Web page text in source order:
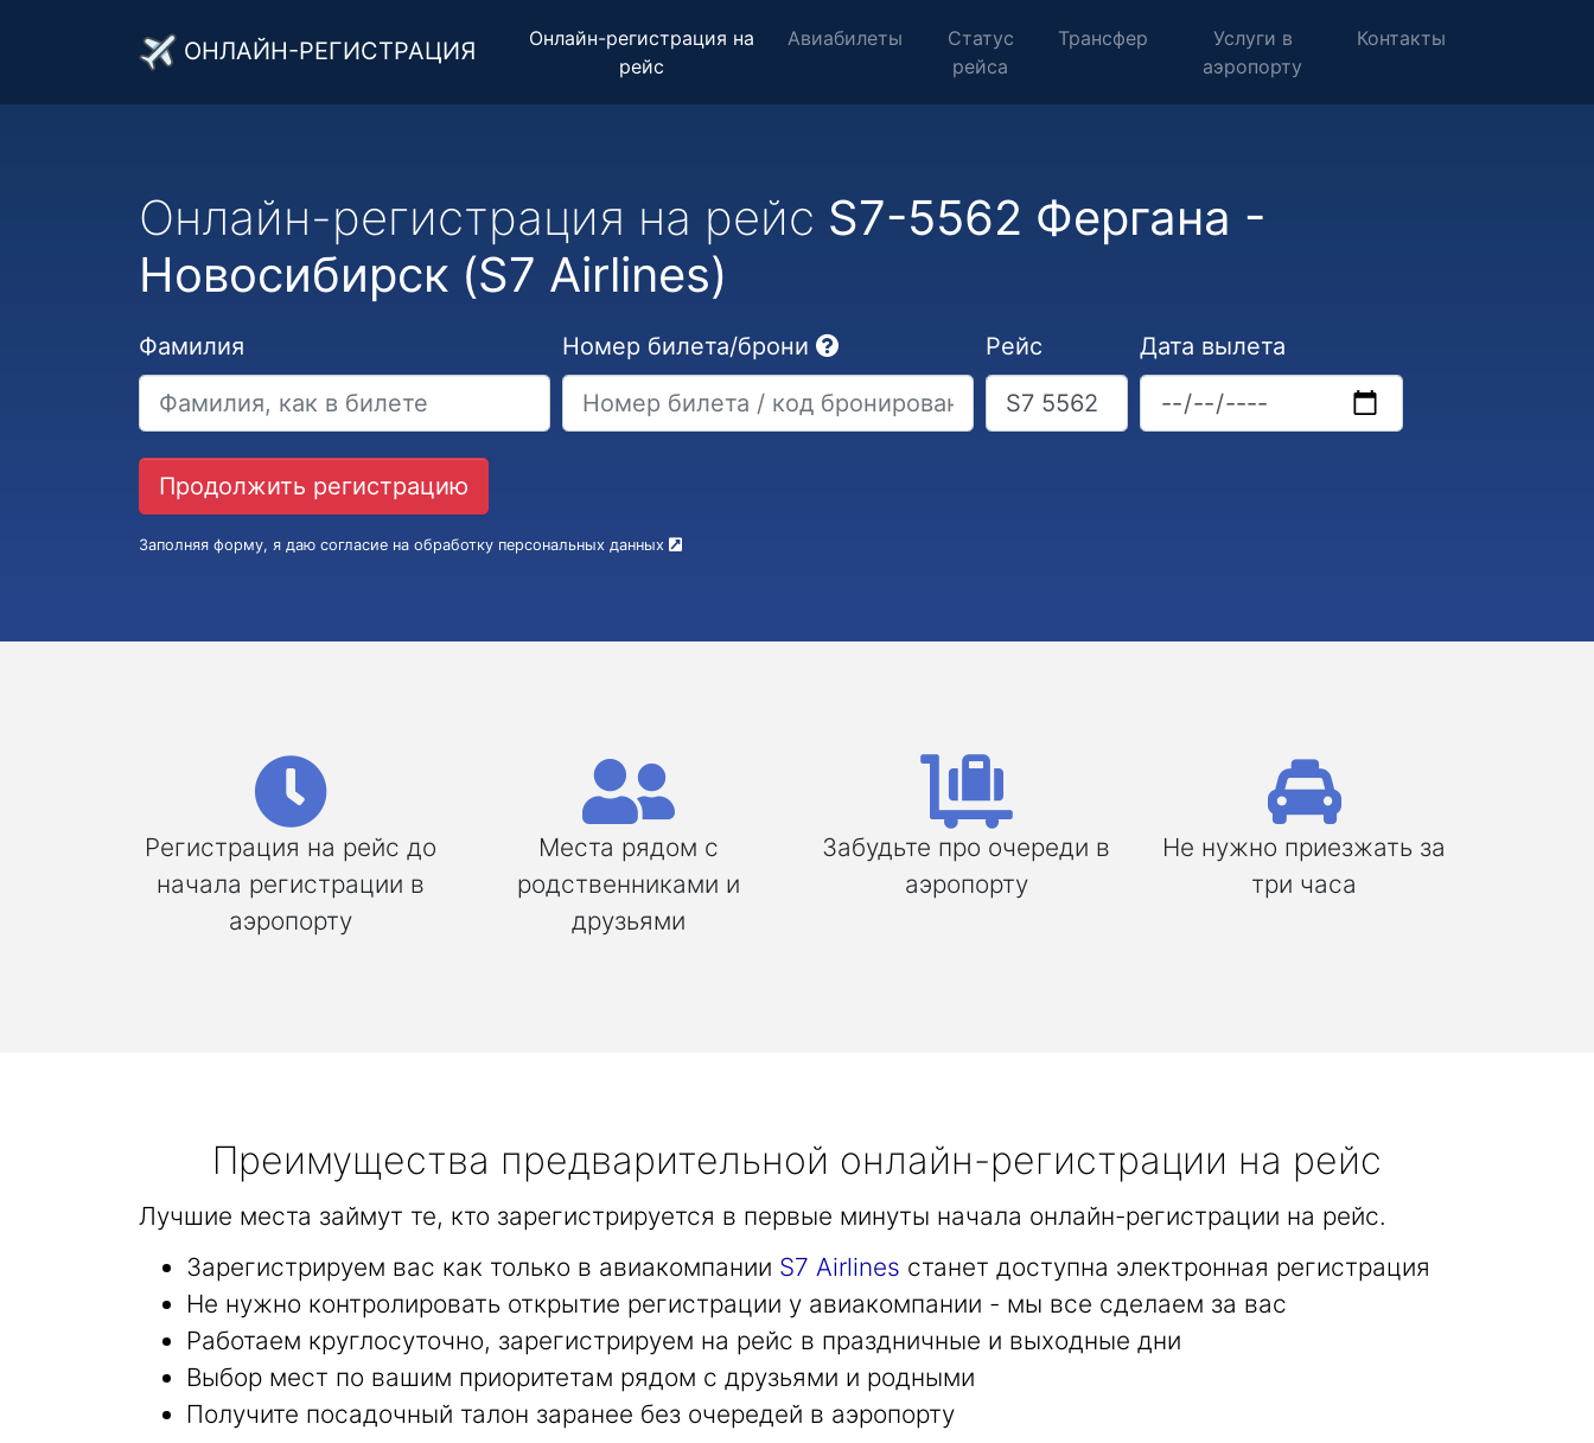
ОНЛАЙН-РЕГИСТРАЦИЯ
Онлайн-регистрация на
рейс
Авиабилеты
Статус
рейса
Трансфер
Услуги в
аэропорту
Контакты
Онлайн-регистрация на рейс S7-5562 Фергана -
Новосибирск (S7 Airlines)
Фамилия Номер билета/брони Рейс Дата вылета
Заполняя форму, я даю согласие на обработку персональных данных
Регистрация на рейс до
начала регистрации в
аэропорту
Места рядом с
родственниками и
друзьями
Забудьте про очереди в
аэропорту
Не нужно приезжать за
три часа
Преимущества предварительной онлайн-регистрации на рейс
Лучшие места займут те, кто зарегистрируется в первые минуты начала онлайн-регистрации на рейс.
Зарегистрируем вас как только в авиакомпании S7 Airlines станет доступна электронная регистрация
Не нужно контролировать открытие регистрации у авиакомпании - мы все сделаем за вас
Работаем круглосуточно, зарегистрируем на рейс в праздничные и выходные дни
Выбор мест по вашим приоритетам рядом с друзьями и родными
Получите посадочный талон заранее без очередей в аэропорту